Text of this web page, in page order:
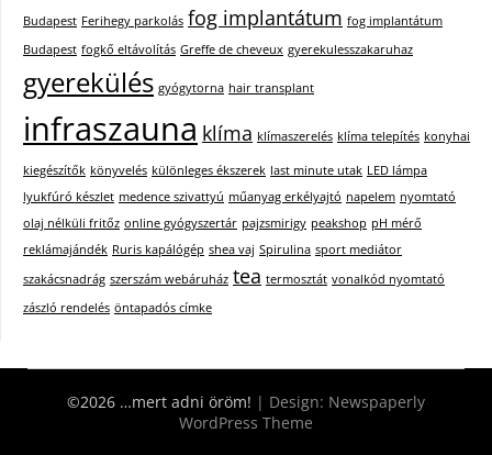
Budapest Ferihegy parkolás fog implantátum fog implantátum
Budapest fogkő eltávolítás Greffe de cheveux gyerekulesszakaruhaz
gyerekülés gyógytorna hair transplant
infraszauna klíma klímaszerelés klíma telepítés konyhai
kiegészítők könyvelés különleges ékszerek last minute utak LED lámpa
lyukfúró készlet medence szivattyú műanyag erkélyajtó napelem nyomtató
olaj nélküli fritőz online gyógyszertár pajzsmirigy peakshop pH mérő
reklámajándék Ruris kapálógép shea vaj Spirulina sport mediátor
szakácsnadrág szerszám webáruház tea termosztát vonalkód nyomtató
zászló rendelés öntapadós címke
©2026 …mert adni öröm! | Design: Newspaperly
WordPress Theme